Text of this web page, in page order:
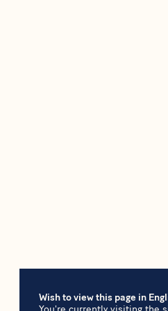
Wish to view this page in